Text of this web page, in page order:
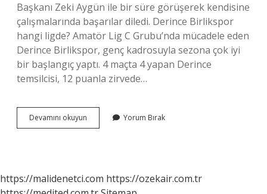
Başkanı Zeki Aygün ile bir süre görüşerek kendisine
çalışmalarında başarılar diledi. Derince Birlikspor
hangi ligde? Amatör Lig C Grubu’nda mücadele eden
Derince Birlikspor, genç kadrosuyla sezona çok iyi
bir başlangıç ​​yaptı. 4 maçta 4 yapan Derince
temsilcisi, 12 puanla zirvede…
Devamını okuyun
Belediye
Yorum Bırak
https://malidenetci.com https://ozekair.com.tr